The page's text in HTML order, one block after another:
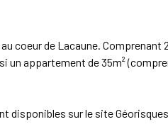
coeur de Lacaune.
appartement de 35m²
disponibles sur le siteGéorisques